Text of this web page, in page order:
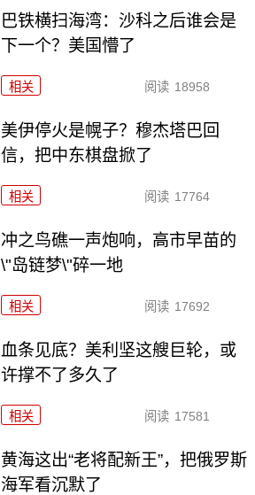
巴铁横扫海湾：沙科之后谁会是
下一个？美国懵了
相关 阅读 18958
美伊停火是幌子？穆杰塔巴回
信，把中东棋盘掀了
相关 阅读 17764
冲之鸟礁一声炮响，高市早苗的
\"岛链梦\"碎一地
相关 阅读 17692
血条见底？美利坚这艘巨轮，或
许撑不了多久了
相关 阅读 17581
黄海这出“老将配新王”，把俄罗斯
海军看沉默了